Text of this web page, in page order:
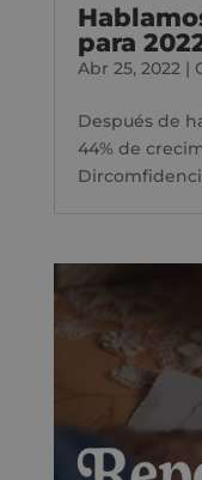
para
Abr 25, 2022|
Después de
44% de